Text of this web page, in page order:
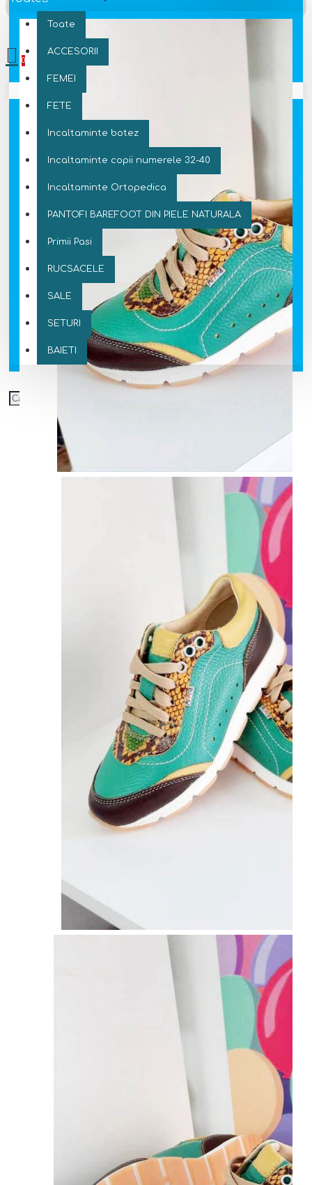
Toate
ACCESORII
FEMEI
FETE
Incaltaminte botez
Incaltaminte copii numerele 32-40
Incaltaminte Ortopedica
PANTOFI BAREFOOT DIN PIELE NATURALA
Primii Pasi
RUCSACELE
SALE
SETURI
BAIETI
0
Coșul este gol!